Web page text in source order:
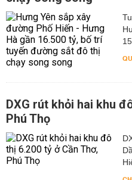
DXG rút khỏi hai khu
Phú Thọ